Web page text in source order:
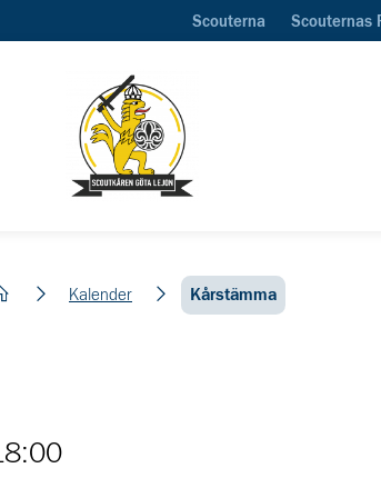
Scouterna Scouternas
Kalender Kårstämma